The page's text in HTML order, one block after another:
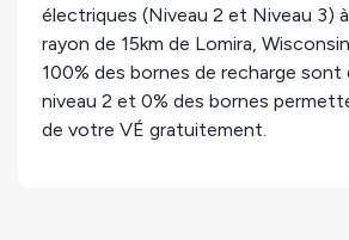
électriques (Niveau 2 et Niveau 3)
rayon de 15km de Lomira, Wisconsin
100% des bornes de recharge sont
niveau 2 et 0% des bornes
de votre VÉ gratuitement.